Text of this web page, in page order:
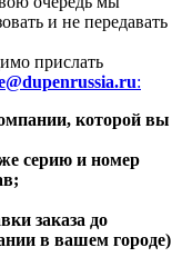
и не передавать
прислать
:
которой вы
серию и номер
заказа до
в вашем городе)